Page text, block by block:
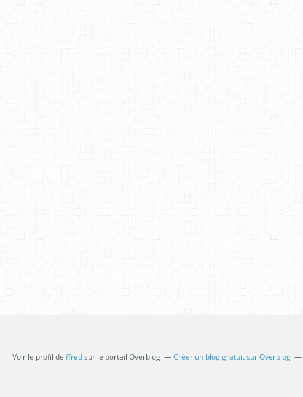
Voir le profil de ffredsur le portail Overblog Créer un blog gratuit sur Overblog